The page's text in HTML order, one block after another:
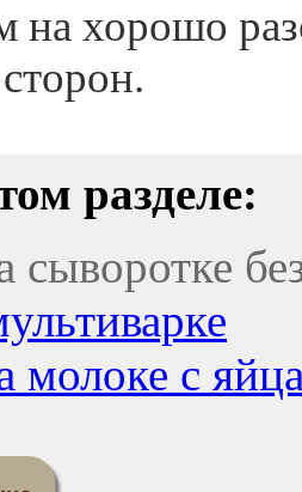
на хорошо
разделе:
сыворотке
молоке с